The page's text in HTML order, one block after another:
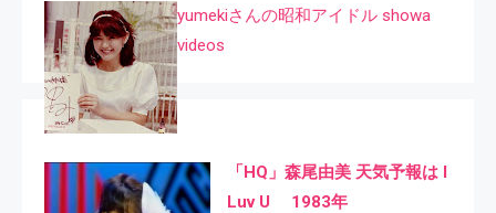
yumekiさんの昭和アイドル showa
videos
「HQ」森尾由美 天気予報は I
Luv U 1983年